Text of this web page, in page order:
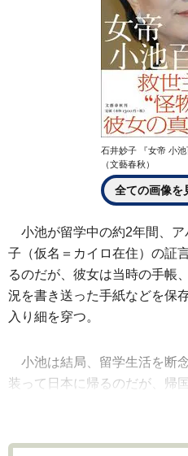
石井妙子 『女帝 小池
（文藝春秋）
全ての画像を
小池が留学中の約2年間、
子（仮名＝カイロ在住）の証
るのだが、彼女は当時の手帳
況を書き送った手紙などを保
入り細を穿つ。
小池は結局、留学生活を断
装って日本に帰るのだが、帰